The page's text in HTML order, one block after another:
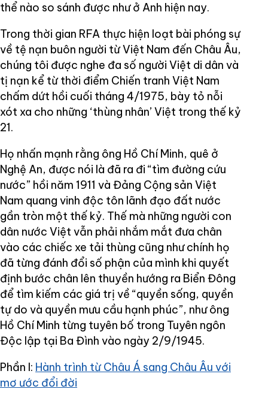
thể nào so sánh được như ở Anh hiện nay.
Trong thời gian RFA thực hiện loạt bài phóng sự
về tệ nạn buôn người từ Việt Nam đến Châu Âu,
chúng tôi được nghe đa số người Việt di dân và
tị nạn kể từ thời điểm Chiến tranh Việt Nam
chấm dứt hồi cuối tháng 4/1975, bày tỏ nỗi
xót xa cho những ‘thùng nhân’ Việt trong thế kỷ
21.
Họ nhấn mạnh rằng ông Hồ Chí Minh, quê ở
Nghệ An, được nói là đã ra đi “tìm đường cứu
nước” hồi năm 1911 và Đảng Cộng sản Việt
Nam quang vinh độc tôn lãnh đạo đất nước
gần tròn một thế kỷ. Thế mà những người con
dân nước Việt vẫn phải nhắm mắt đưa chân
vào các chiếc xe tải thùng cũng như chính họ
đã từng đánh đổi số phận của mình khi quyết
định bước chân lên thuyền hướng ra Biển Đông
để tìm kiếm các giá trị về “quyền sống, quyền
tự do và quyền mưu cầu hạnh phúc”, như ông
Hồ Chí Minh từng tuyên bố trong Tuyên ngôn
Độc lập tại Ba Đình vào ngày 2/9/1945.
Phần I: Hành trình từ Châu Á sang Châu Âu với
mơ ước đổi đời